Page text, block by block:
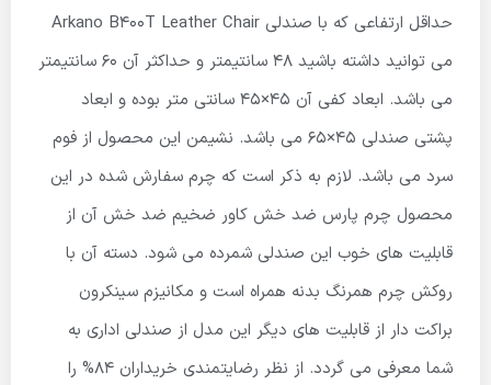
حداقل ارتفاعی که با صندلی Arkano B400T Leather Chair
می توانید داشته باشید ۴۸ سانتیمتر و حداکثر آن ۶۰ سانتیمتر
می باشد. ابعاد کفی آن ۴۵×۴۵ سانتی متر بوده و ابعاد
پشتی صندلی ۴۵×۶۵ می باشد. نشیمن این محصول از فوم
سرد می باشد. لازم به ذکر است که چرم سفارش شده در این
محصول چرم پارس ضد خش کاور ضخیم ضد خش آن از
قابلیت های خوب این صندلی شمرده می شود. دسته آن با
روکش چرم همرنگ بدنه همراه است و مکانیزم سینکرون
براکت دار از قابلیت های دیگر این مدل از صندلی اداری به
شما معرفی می گردد. از نظر رضایتمندی خریداران ۸۴% را